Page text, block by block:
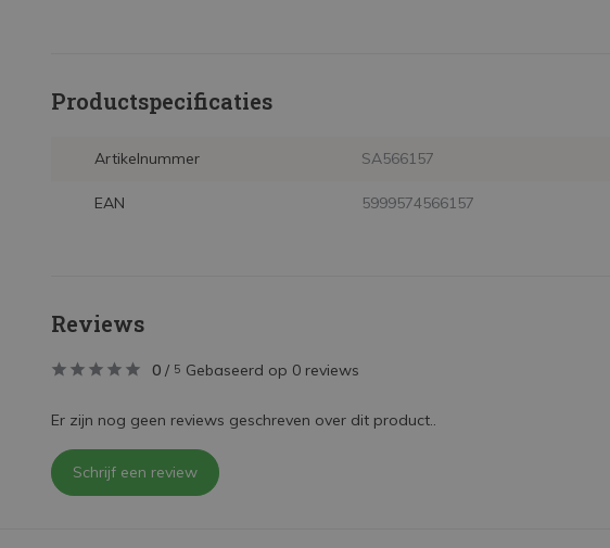
Productspecificaties
Artikelnummer SA566157
EAN 5999574566157
Reviews
0 / 5 Gebaseerd op 0 reviews
Er zijn nog geen reviews geschreven over dit product..
Schrijf een review